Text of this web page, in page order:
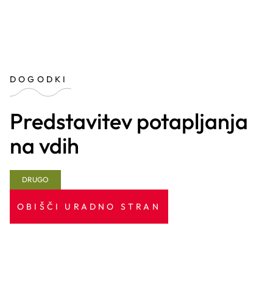
DOGODKI
Predstavitev potapljanja
na vdih
DRUGO
OBIŠČI URADNO STRAN